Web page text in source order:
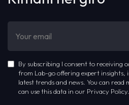
By subscribing I consent to receiving
from Lab-go offering expert insights,
latest trends and news. You can read
can use this data in our Privacy Policy.